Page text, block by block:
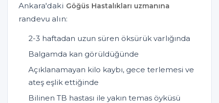
Ankara'daki Göğüs Hastalıkları uzmanına
randevu alın:
2-3 haftadan uzun süren öksürük varlığında
Balgamda kan görüldüğünde
Açıklanamayan kilo kaybı, gece terlemesi ve
ateş eşlik ettiğinde
Bilinen TB hastası ile yakın temas öyküsü